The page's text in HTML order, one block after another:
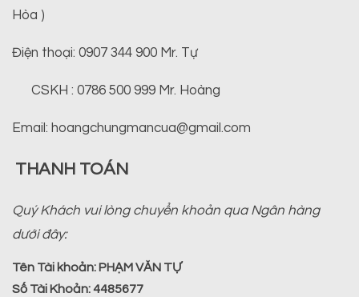
Hòa )
Điện thoại: 0907 344 900 Mr. Tự
CSKH : 0786 500 999 Mr. Hoàng
Email: hoangchungmancua@gmail.com
THANH TOÁN
Quý Khách vui lòng chuyển khoản qua Ngân hàng
dưới đây:
Tên Tài khoản: PHẠM VĂN TỰ
Số Tài Khoản:4485677